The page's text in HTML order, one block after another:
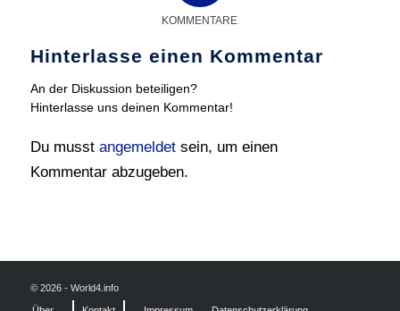
KOMMENTARE
Hinterlasse einen Kommentar
An der Diskussion beteiligen?
Hinterlasse uns deinen Kommentar!
Du musst angemeldetsein, um einen
Kommentar abzugeben.
© 2026 - World4.info